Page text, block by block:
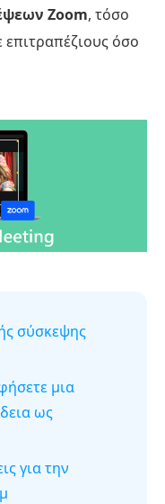
Zoom, τόσο
όσο
σύσκεψης
μια
ως
για την